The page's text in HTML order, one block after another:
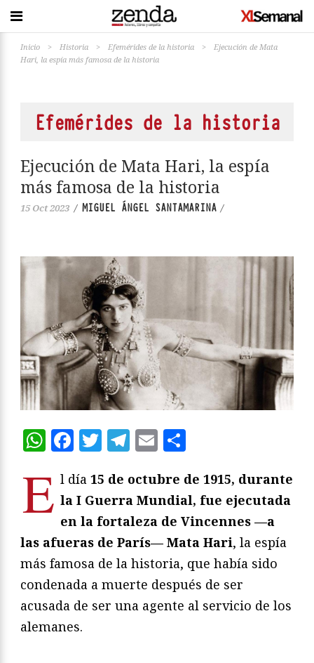
Inicio > Historia > Efemérides de la historia >
Ejecución de Mata
Hari, la espía más famosa de la historia
Efemérides de la historia
Ejecución de Mata Hari, la espía
más famosa de la historia
15 Oct 2023 / MIGUEL ÁNGEL SANTAMARINA /
WhatsApp
Facebook
Twitter
Telegram
Email
E l día 15 de octubre de 1915, durante
la I Guerra Mundial, fue ejecutada
en la fortaleza de Vincennes —a
las afueras de París— Mata Hari, la espía
más famosa de la historia, que había sido
condenada a muerte después de ser
acusada de ser una agente al servicio de los
alemanes.